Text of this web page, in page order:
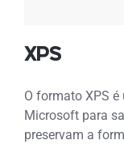
XPS
O formato XPS
Microsoft para
preservam a